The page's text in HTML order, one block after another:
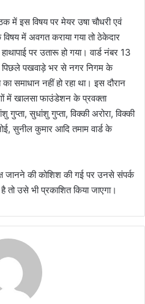
में इस विषय पर मेयर उषा चौधरी एवं
में अवगत कराया गया तो ठेकेदार
पर उतारू हो गया। वार्ड नंबर 13
पिछले पखवाड़े भर से नगर निगम के
समाधान नहीं हो रहा था। इस दौरान
में खालसा फाउंडेशन के प्रवक्ता
सुधांशु गुप्ता, विक्की अरोरा, विक्की
सुनील कुमार आदि तमाम वार्ड के
जानने की कोशिश की गई पर उनसे संपर्क
तो उसे भी प्रकाशित किया जाएगा।